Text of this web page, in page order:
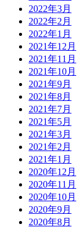
2022年3月
2022年2月
2022年1月
2021年12月
2021年11月
2021年10月
2021年9月
2021年8月
2021年7月
2021年5月
2021年3月
2021年2月
2021年1月
2020年12月
2020年11月
2020年10月
2020年9月
2020年8月